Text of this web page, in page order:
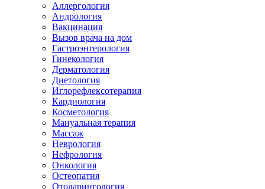
Аллергология
Андрология
Вакцинация
Вызов врача на дом
Гастроэнтерология
Гинекология
Дерматология
Диетология
Иглорефлексотерапия
Кардиология
Косметология
Мануальная терапия
Массаж
Неврология
Нефрология
Онкология
Остеопатия
Отоларингология